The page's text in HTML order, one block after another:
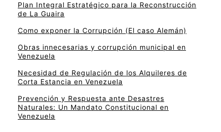
Plan Integral Estratégico para la Reconstrucción
de La Guaira
Como exponer la Corrupción (El caso Alemán)
Obras innecesarias y corrupción municipal en
Venezuela
Necesidad de Regulación de los Alquileres de
Corta Estancia en Venezuela
Prevención y Respuesta ante Desastres
Naturales: Un Mandato Constitucional en
Venezuela